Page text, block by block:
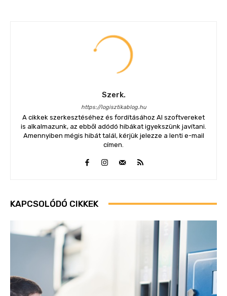
Szerk.
https://logisztikablog.hu
A cikkek szerkesztéséhez és fordításához AI szoftvereket
is alkalmazunk, az ebből adódó hibákat igyekszünk javítani.
Amennyiben mégis hibát talál, kérjük jelezze a lenti e-mail
címen.
KAPCSOLÓDÓ CIKKEK